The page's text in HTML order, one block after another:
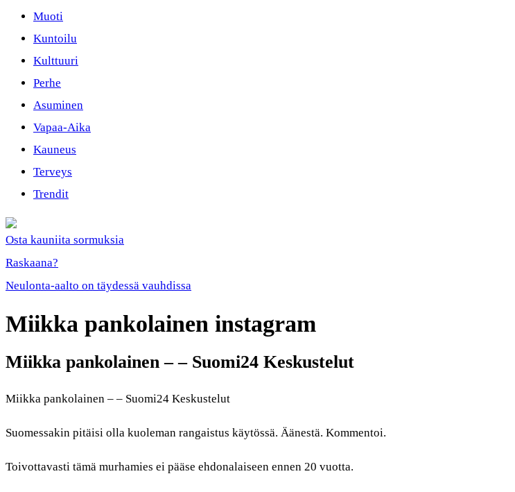
Muoti
Kuntoilu
Kulttuuri
Perhe
Asuminen
Vapaa-Aika
Kauneus
Terveys
Trendit
Osta kauniita sormuksia
Raskaana?
Neulonta-aalto on täydessä vauhdissa
Miikka pankolainen instagram
Miikka pankolainen – – Suomi24 Keskustelut
Miikka pankolainen – – Suomi24 Keskustelut
Suomessakin pitäisi olla kuoleman rangaistus käytössä. Äänestä. Kommentoi.
Toivottavasti tämä murhamies ei pääse ehdonalaiseen ennen 20 vuotta.